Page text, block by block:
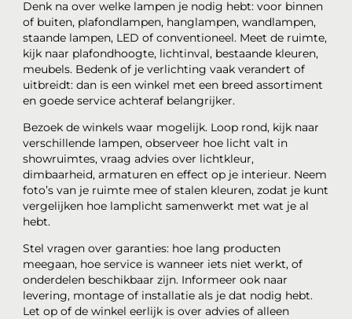
Denk na over welke lampen je nodig hebt: voor binnen
of buiten, plafondlampen, hanglampen, wandlampen,
staande lampen, LED of conventioneel. Meet de ruimte,
kijk naar plafondhoogte, lichtinval, bestaande kleuren,
meubels. Bedenk of je verlichting vaak verandert of
uitbreidt: dan is een winkel met een breed assortiment
en goede service achteraf belangrijker.
Bezoek de winkels waar mogelijk. Loop rond, kijk naar
verschillende lampen, observeer hoe licht valt in
showruimtes, vraag advies over lichtkleur,
dimbaarheid, armaturen en effect op je interieur. Neem
foto’s van je ruimte mee of stalen kleuren, zodat je kunt
vergelijken hoe lamplicht samenwerkt met wat je al
hebt.
Stel vragen over garanties: hoe lang producten
meegaan, hoe service is wanneer iets niet werkt, of
onderdelen beschikbaar zijn. Informeer ook naar
levering, montage of installatie als je dat nodig hebt.
Let op of de winkel eerlijk is over advies of alleen